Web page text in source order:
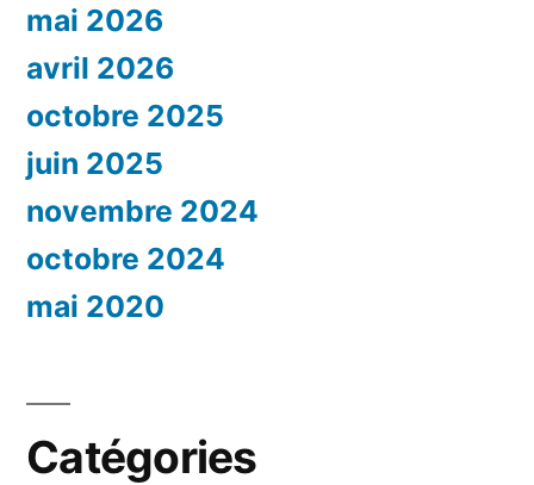
mai 2026
avril 2026
octobre 2025
juin 2025
novembre 2024
octobre 2024
mai 2020
Catégories